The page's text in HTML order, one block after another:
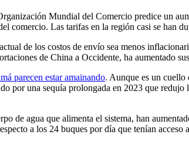
Mundial del Comercio predice un
comercio. Las tarifas en la región casi se han
de los costos de envío sea menos
de China a Occidente, ha aumentado
parecen estar amainando. Aunque es un cuello
por una sequía prolongada en 2023 que
de agua que alimenta el sistema, han
a los 24 buques por día que tenían